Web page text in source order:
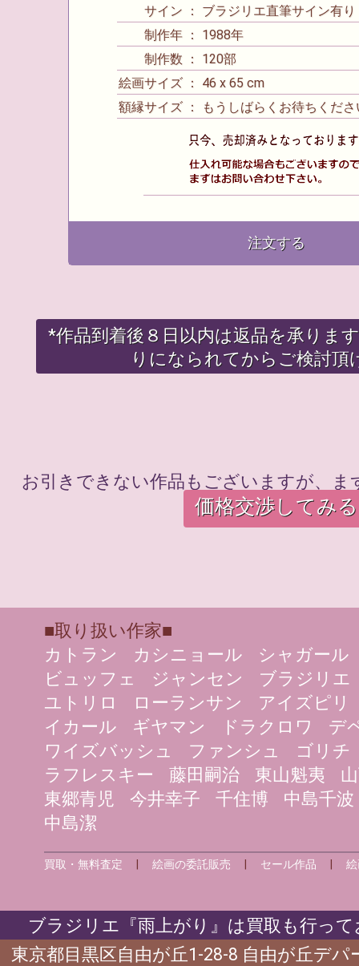
サイン ： ブラジリエ直筆サイン有り
制作年 ： 1988年
制作数 ： 120部
絵画サイズ ： 46 x 65 cm
額縁サイズ ： もうしばらくお待ちくだ
注文する
*作品到着後８日以内は返品を承りま
りになられてからご検討頂
お引きできない作品もございますが、
価格交渉してみる
■取り扱い作家■
カトラン
カシニョール
シャガール
ビュッフェ
ジャンセン
ブラジリエ
ユトリロ
ローランサン
アイズピリ
イカール
ギヤマン ドラクロワ
デ
ワイズバッシュ
ファンシュ
ゴリチ
ラフレスキー
藤田嗣治 東山魁夷
東郷青児
今井幸子 千住博
中島千波
中島潔
買取・無料査定 |絵画の委託販売 セール作品 |
ブラジリエ『雨上がり』は買取も行っ
東京都目黒区自由が丘1-28-8 自由が丘デ